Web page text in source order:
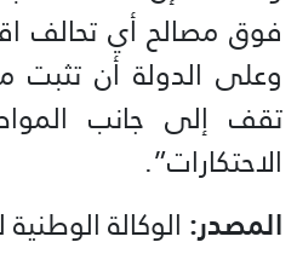
فوق مصالح أي تحالف
وعلى الدولة أن تثبت
تقف إلى جانب
الاحتكارات”.
المصدر: الوكالة